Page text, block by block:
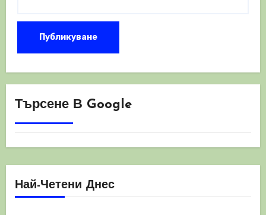
Търсене В Google
Най-Четени Днес